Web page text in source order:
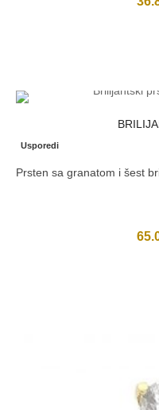
Usporedi
Prsten sa granatom i šest